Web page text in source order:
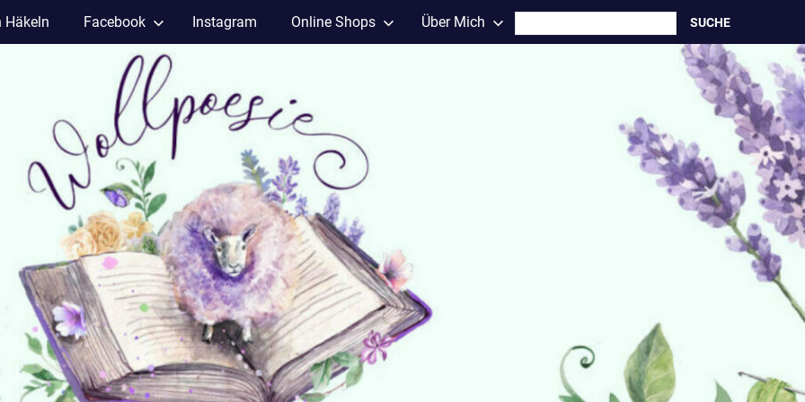
Häkeln Facebook Instagram Online Shops Über Mich Search